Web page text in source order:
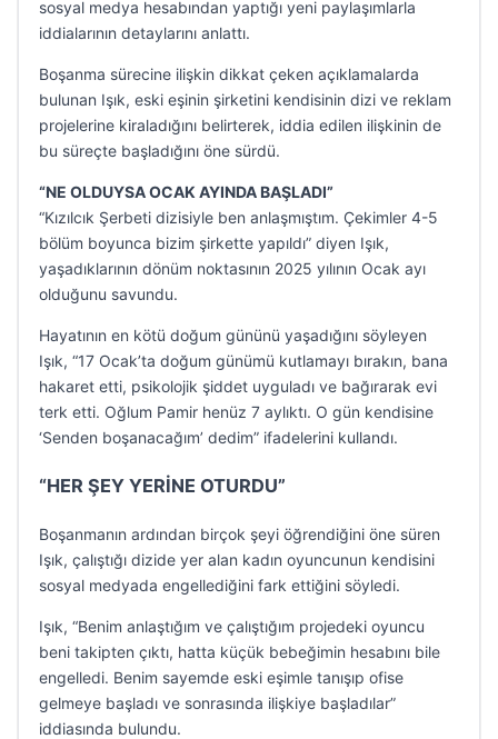
sosyal medya hesabından yaptığı yeni paylaşımlarla
iddialarının detaylarını anlattı.
Boşanma sürecine ilişkin dikkat çeken açıklamalarda
bulunan Işık, eski eşinin şirketini kendisinin dizi ve reklam
projelerine kiraladığını belirterek, iddia edilen ilişkinin de
bu süreçte başladığını öne sürdü.
“NE OLDUYSA OCAK AYINDA BAŞLADI”
“Kızılcık Şerbeti dizisiyle ben anlaşmıştım. Çekimler 4-5
bölüm boyunca bizim şirkette yapıldı” diyen Işık,
yaşadıklarının dönüm noktasının 2025 yılının Ocak ayı
olduğunu savundu.
Hayatının en kötü doğum gününü yaşadığını söyleyen
Işık, “17 Ocak’ta doğum günümü kutlamayı bırakın, bana
hakaret etti, psikolojik şiddet uyguladı ve bağırarak evi
terk etti. Oğlum Pamir henüz 7 aylıktı. O gün kendisine
‘Senden boşanacağım’ dedim” ifadelerini kullandı.
“HER ŞEY YERİNE OTURDU”
Boşanmanın ardından birçok şeyi öğrendiğini öne süren
Işık, çalıştığı dizide yer alan kadın oyuncunun kendisini
sosyal medyada engellediğini fark ettiğini söyledi.
Işık, “Benim anlaştığım ve çalıştığım projedeki oyuncu
beni takipten çıktı, hatta küçük bebeğimin hesabını bile
engelledi. Benim sayemde eski eşimle tanışıp ofise
gelmeye başladı ve sonrasında ilişkiye başladılar”
iddiasında bulundu.